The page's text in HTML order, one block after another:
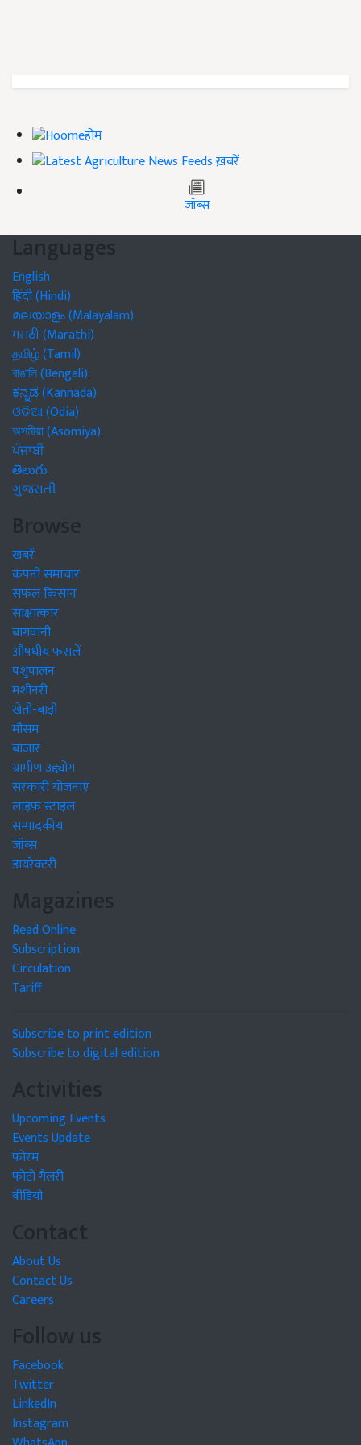
होम
ख़बरें
जॉब्स
Languages
English
हिंदी (Hindi)
മലയാളം (Malayalam)
मराठी (Marathi)
தமிழ் (Tamil)
বাঙালি (Bengali)
ಕನ್ನಡ (Kannada)
ଓଡିଆ (Odia)
অসমীয়া (Asomiya)
ਪੰਜਾਬੀ
తెలుగు
ગુજરાતી
Browse
खबरें
कंपनी समाचार
सफल किसान
साक्षात्कार
बागवानी
औषधीय फसलें
पशुपालन
मशीनरी
खेती-बाड़ी
मौसम
बाजार
ग्रामीण उद्द्योग
सरकारी योजनाएं
लाइफ स्टाइल
सम्पादकीय
जॉब्स
डायरेक्टरी
Magazines
Read Online
Subscription
Circulation
Tariff
Subscribe to print edition
Subscribe to digital edition
Activities
Upcoming Events
Events Update
फोरम
फोटो गैलरी
वीडियो
Contact
About Us
Contact Us
Careers
Follow us
Facebook
Twitter
LinkedIn
Instagram